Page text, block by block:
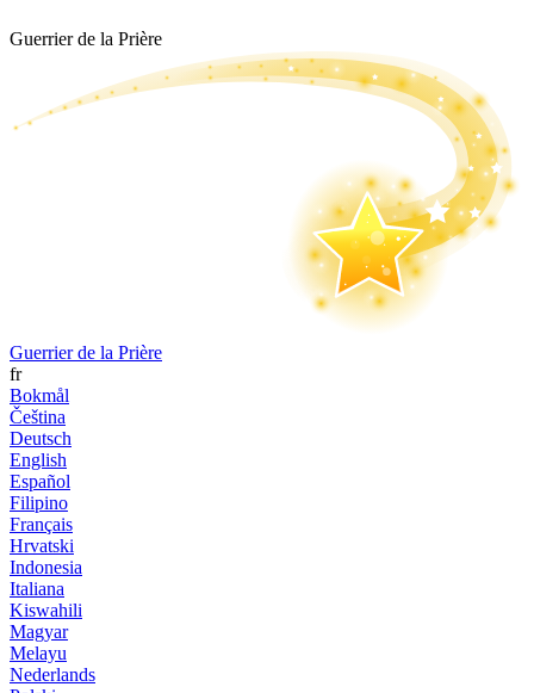
Guerrier de la Prière
Guerrier de la Prière
fr
Bokmål
Čeština
Deutsch
English
Español
Filipino
Français
Hrvatski
Indonesia
Italiana
Kiswahili
Magyar
Melayu
Nederlands